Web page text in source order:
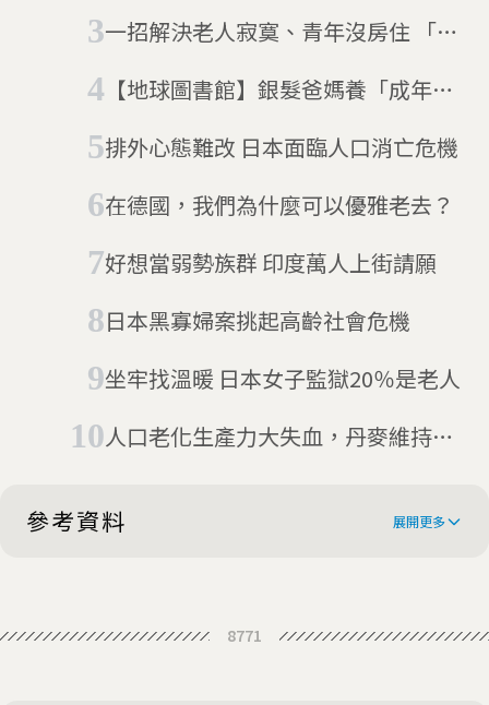
一招解決老人寂寞、青年沒房住 「分
【地球圖書館】銀髮爸媽養「成年兒
排外心態難改 日本面臨人口消亡危機
在德國，我們為什麼可以優雅老去？
好想當弱勢族群 印度萬人上街請願
日本黑寡婦案挑起高齡社會危機
坐牢找溫暖 日本女子監獄20％是老人
人口老化生產力大失血，丹麥維持福
參考資料 展開更多
residence kills 11
8771